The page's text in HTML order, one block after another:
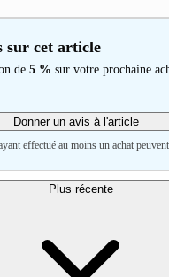
sur cet article
de 5 % sur votre prochaine
Donner un avis à l'article
effectué au moins un achat
Plus récente